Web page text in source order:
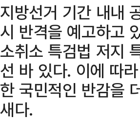
지방선거 기간 내내
시 반격을 예고하고
소취소 특검법 저지
선 바 있다. 이에 따
한 국민적인 반감을
새다.